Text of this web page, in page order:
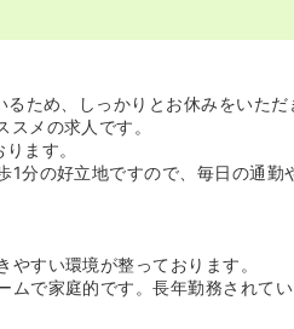
ため、しっかりとお休みをいただ
メの求人です。
ます。
分の好立地ですので、毎日の通勤
すい環境が整っております。
で家庭的です。長年勤務されて